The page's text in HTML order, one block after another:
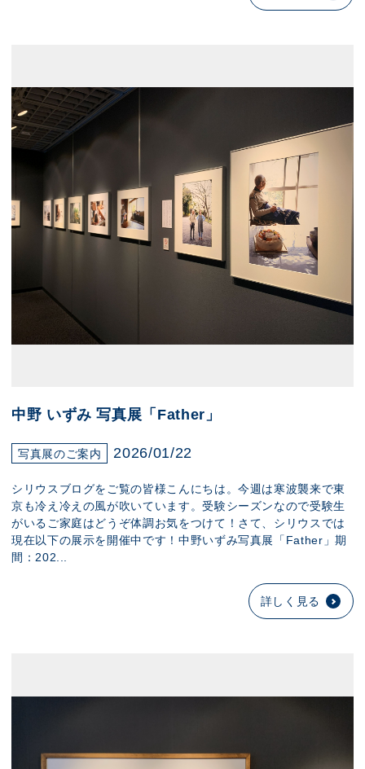
中野 いずみ 写真展「Father」
写真展のご案内 2026/01/22
シリウスブログをご覧の皆様こんにちは。今週は寒波襲来で東
京も冷え冷えの風が吹いています。受験シーズンなので受験生
がいるご家庭はどうぞ体調お気をつけて！さて、シリウスでは
現在以下の展示を開催中です！中野いずみ写真展「Father」期
間：202...
詳しく見る